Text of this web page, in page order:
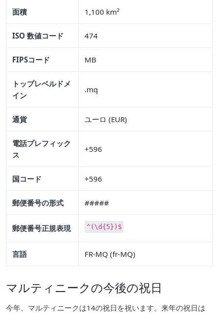
面積 1,100 km²
ISO 数値コード 474
FIPSコード MB
トップレベルドメ
イン
.mq
通貨 ユーロ (EUR)
電話プレフィック
ス
+596
国コード +596
郵便番号の形式 #####
郵便番号正規表現 ^(\d{5})$
言語 FR-MQ (fr-MQ)
マルティニークの今後の祝日
今年、マルティニークは14の祝日を祝います。来年の祝日は